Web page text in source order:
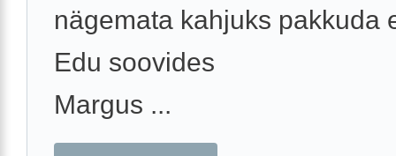
nägemata kahjuks pakkuda
Edu soovides
Margus ...